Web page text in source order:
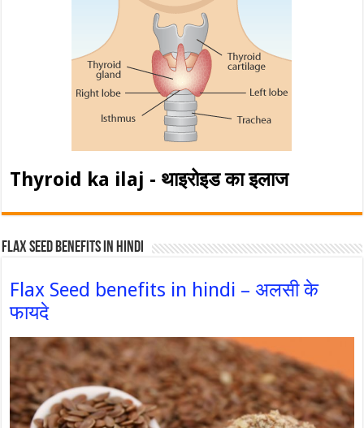
Thyroid ka ilaj - थाइरोइड का इलाज
Flax Seed Benefits in hindi
Flax Seed benefits in hindi – अलसी के
फायदे